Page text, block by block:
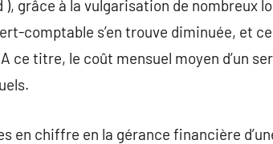
), grâce à la vulgarisation de nombreux
comptable s’en trouve diminuée, et
ce titre, le coût mensuel moyen d’un
en chiffre en la gérance financière